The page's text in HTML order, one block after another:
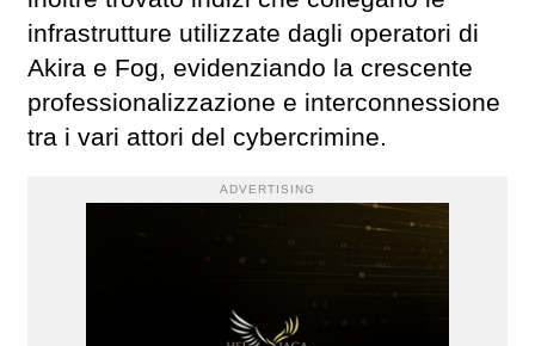
infrastrutture utilizzate dagli operatori di
Akira e Fog, evidenziando la crescente
professionalizzazione e interconnessione
tra i vari attori del cybercrimine.
ADVERTISING